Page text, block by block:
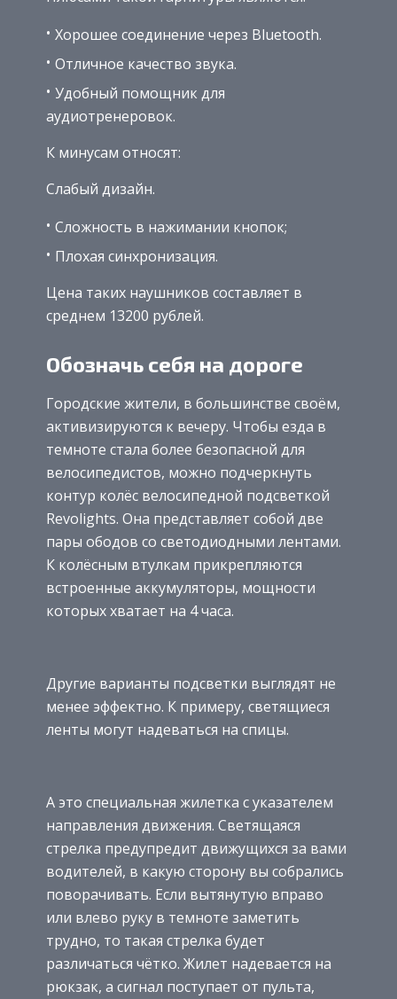
Хорошее соединение через Bluetooth.
Отличное качество звука.
Удобный помощник для
аудиотренеровок.
К минусам относят:
Слабый дизайн.
Сложность в нажимании кнопок;
Плохая синхронизация.
Цена таких наушников составляет в
среднем 13200 рублей.
Обозначь себя на дороге
Городские жители, в большинстве своём,
активизируются к вечеру. Чтобы езда в
темноте стала более безопасной для
велосипедистов, можно подчеркнуть
контур колёс велосипедной подсветкой
Revolights. Она представляет собой две
пары ободов со светодиодными лентами.
К колёсным втулкам прикрепляются
встроенные аккумуляторы, мощности
которых хватает на 4 часа.
Другие варианты подсветки выглядят не
менее эффектно. К примеру, светящиеся
ленты могут надеваться на спицы.
А это специальная жилетка с указателем
направления движения. Светящаяся
стрелка предупредит движущихся за вами
водителей, в какую сторону вы собрались
поворачивать. Если вытянутую вправо
или влево руку в темноте заметить
трудно, то такая стрелка будет
различаться чётко. Жилет надевается на
рюкзак, а сигнал поступает от пульта,